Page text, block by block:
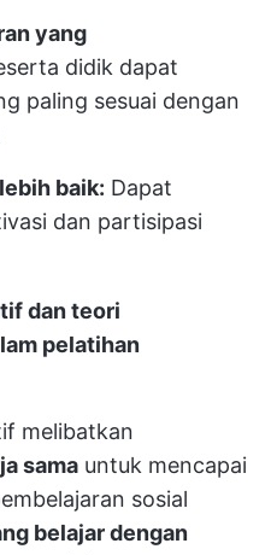
yang
didik dapat
paling sesuai dengan
baik: Dapat
dan partisipasi
dan teori
pelatihan
melibatkan
sama untuk mencapai
sosial
belajar dengan